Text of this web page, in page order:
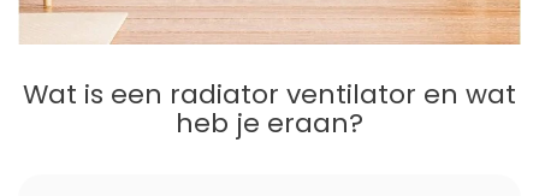
Wat is een radiator ventilator en wat
heb je eraan?